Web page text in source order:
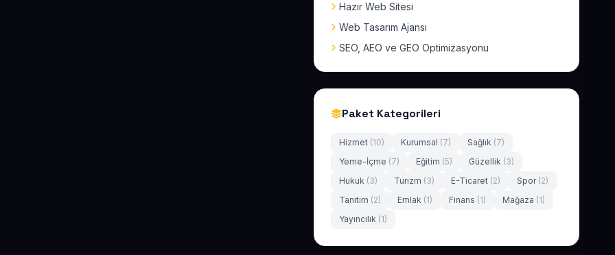
Hazır Web Sitesi
Web Tasarım Ajansı
SEO, AEO ve GEO Optimizasyonu
Paket Kategorileri
Hizmet (10) Kurumsal (7) Sağlık (7)
Yeme-İçme (7) Eğitim (5) Güzellik (3)
Hukuk (3) Turizm (3) E-Ticaret (2) Spor (2)
Tanıtım (2) Emlak (1) Finans (1) Mağaza (1)
Yayıncılık (1)